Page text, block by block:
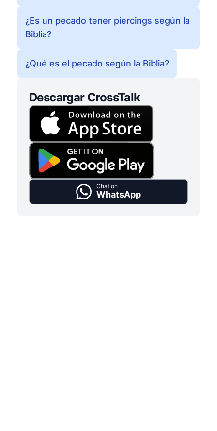
¿Es un pecado tener piercings según la
Biblia?
¿Qué es el pecado según la Biblia?
Descargar CrossTalk
Chat on
WhatsApp